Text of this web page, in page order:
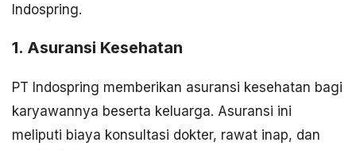
Indospring.
1. Asuransi Kesehatan
PT Indospring memberikan asuransi kesehatan bagi
karyawannya beserta keluarga. Asuransi ini
meliputi biaya konsultasi dokter, rawat inap, dan